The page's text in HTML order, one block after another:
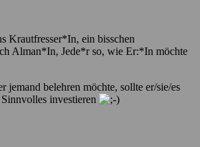
Krautfresser*In, ein bisschen
Alman*In, Jede*r so, wie Er:*In möchte
jemand belehren möchte, sollte er/sie/es
investieren